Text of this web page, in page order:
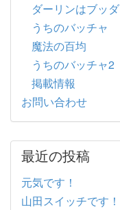
ダーリンはブッダ
うちのバッチャ
魔法の百均
うちのバッチャ2
掲載情報
お問い合わせ
最近の投稿
元気です！
山田スイッチです！